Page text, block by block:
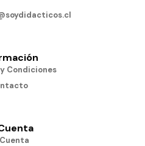
Condiciones